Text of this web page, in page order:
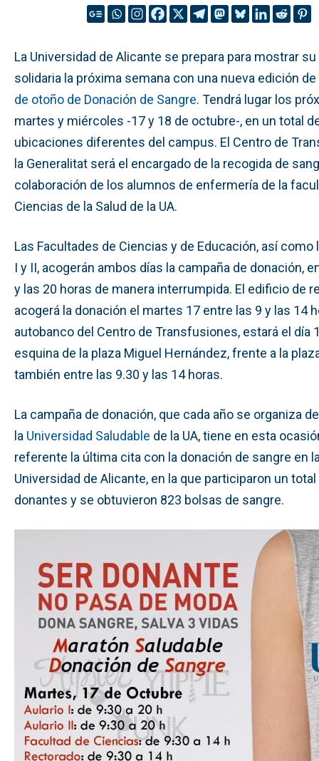
La Universidad de Alicante se prepara para mostrar
solidaria la próxima semana con una nueva edición
de otoño de Donación de Sangre. Tendrá lugar los
martes y miércoles -17 y 18 de octubre-, en un total
ubicaciones diferentes del campus. El Centro de
la Generalitat será el encargado de la recogida de
colaboración de los alumnos de enfermería de la
Ciencias de la Salud de la UA.
Las Facultades de Ciencias y de Educación, así como
I y II, acogerán ambos días la campaña de donación,
y las 20 horas de manera interrumpida. El edificio de
acogerá la donación el martes 17 entre las 9 y las 14
autobanco del Centro de Transfusiones, estará el día
esquina de la plaza Miguel Hernández, frente a la
también entre las 9.30 y las 14 horas.
La campaña de donación, que cada año se organiza
la Universidad Saludable de la UA, tiene en esta
referente la última cita con la donación de sangre en
Universidad de Alicante, en la que participaron un
donantes y se obtuvieron 823 bolsas de sangre.